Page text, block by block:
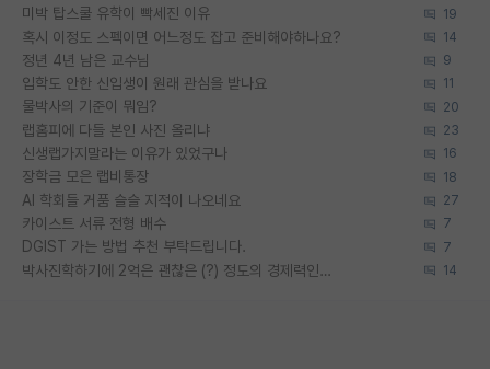
미박 탑스쿨 유학이 빡세진 이유 19
혹시 이정도 스펙이면 어느정도 잡고 준비해야하나요? 14
정년 4년 남은 교수님 9
입학도 안한 신입생이 원래 관심을 받나요 11
물박사의 기준이 뭐임? 20
랩홈피에 다들 본인 사진 올리냐 23
신생랩가지말라는 이유가 있었구나 16
장학금 모은 랩비통장 18
AI 학회들 거품 슬슬 지적이 나오네요 27
카이스트 서류 전형 배수 7
DGIST 가는 방법 추천 부탁드립니다. 7
박사진학하기에 2억은 괜찮은 (?) 정도의 경제력인가요 14